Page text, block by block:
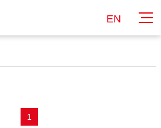
EN
1